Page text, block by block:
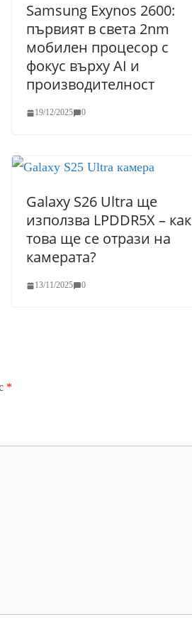
Samsung Exynos 2600:
първият в света 2nm
мобилен процесор с
фокус върху AI и
производителност
19/12/2025 0
Galaxy S26 Ultra ще
използва LPDDR5X – как
това ще се отрази на
камерата?
13/11/2025 0
*